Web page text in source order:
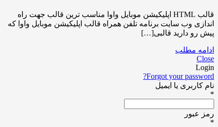
قالب HTML اپلیکیشن موبایل واوا مناسب ترین قالب جهت راه
اندازی وب سایت برنامه تلفن همراه قالب اپلیکیشن موبایل واوا که
پیش رو دارید قالبی[…]
ادامه مطلب
Close
Login
Forgot your password?
نام کاربری یا ایمیل
*
رمز عبور
*